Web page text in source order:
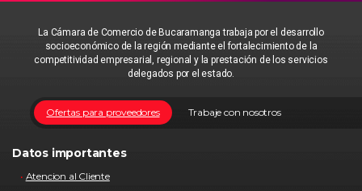
La Cámara de Comercio de Bucaramanga trabaja por el desarrollo
socioeconómico de la región mediante el fortalecimiento de la
competitividad empresarial, regional y la prestación de los servicios
delegados por el estado.
Trabaje con nosotros
Ofertas para proveedores
Datos importantes
Atencion al Cliente